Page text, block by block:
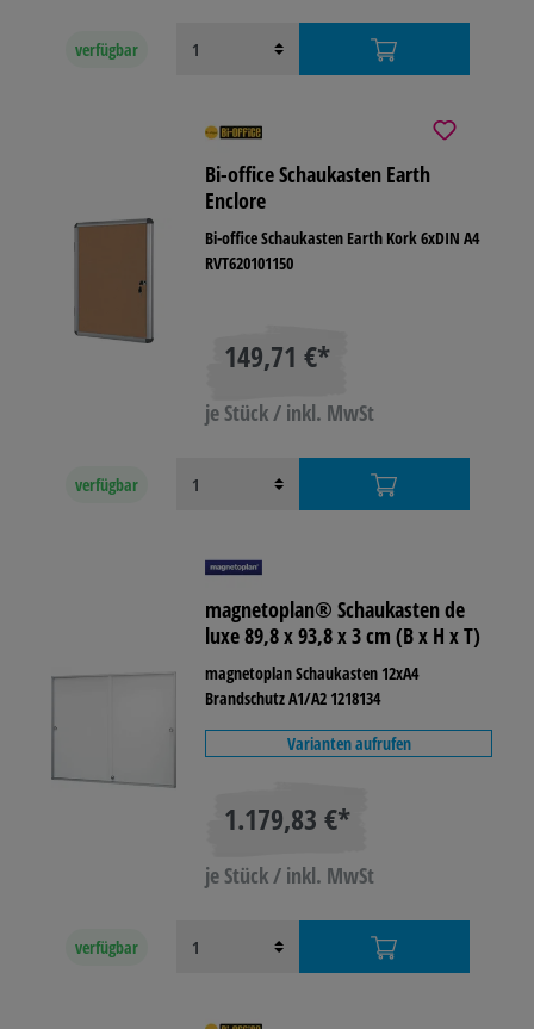
verfügbar
Bi-office Schaukasten Earth
Enclore
Bi-office Schaukasten Earth Kork 6xDIN A4
RVT620101150
149,71 €*
je Stück / inkl. MwSt
verfügbar
magnetoplan® Schaukasten de
luxe 89,8 x 93,8 x 3 cm (B x H x T)
magnetoplan Schaukasten 12xA4
Brandschutz A1/A2 1218134
Varianten aufrufen
1.179,83 €*
je Stück / inkl. MwSt
verfügbar